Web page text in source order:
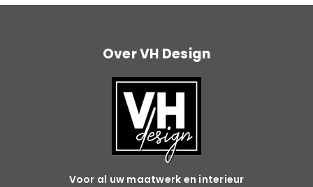
Over VH Design
Voor al uw maatwerk en interieur